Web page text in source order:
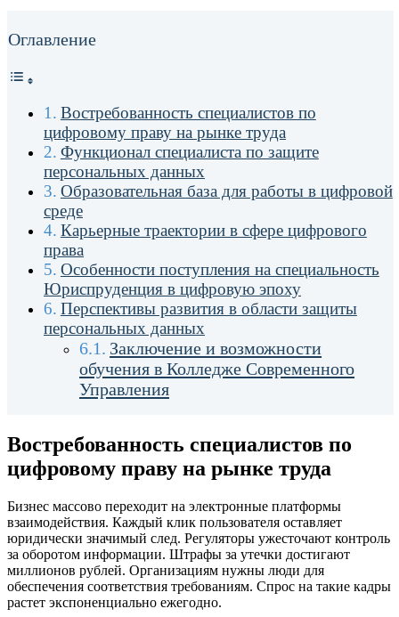
Оглавление
Востребованность специалистов по
цифровому праву на рынке труда
Функционал специалиста по защите
персональных данных
Образовательная база для работы в цифровой
среде
Карьерные траектории в сфере цифрового
права
Особенности поступления на специальность
Юриспруденция в цифровую эпоху
Перспективы развития в области защиты
персональных данных
Заключение и возможности
обучения в Колледже Современного
Управления
Востребованность специалистов по
цифровому праву на рынке труда
Бизнес массово переходит на электронные платформы
взаимодействия. Каждый клик пользователя оставляет
юридически значимый след. Регуляторы ужесточают контроль
за оборотом информации. Штрафы за утечки достигают
миллионов рублей. Организациям нужны люди для
обеспечения соответствия требованиям. Спрос на такие кадры
растет экспоненциально ежегодно.